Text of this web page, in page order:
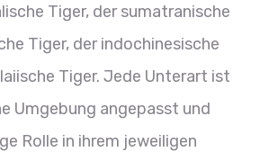
Tiger, der sumatranische
Tiger, der indochinesische
Tiger. Jede Unterart ist
Umgebung angepasst und
Rolle in ihrem jeweiligen